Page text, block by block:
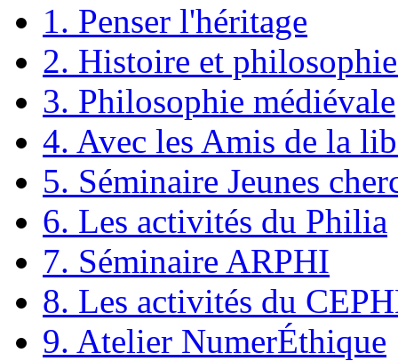
1. Penser l'héritage
2. Histoire et philosophie
3. Philosophie médiévale
4. Avec les Amis de la
5. Séminaire Jeunes
6. Les activités du Philia
7. Séminaire ARPHI
8. Les activités du
9. Atelier NumerÉthique